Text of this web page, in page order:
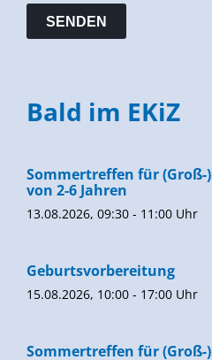
Bald im EKiZ
Sommertreffen für
von 2-6 Jahren
13.08.2026, 09:30 - 11:00 Uhr
Geburtsvorbereitung
15.08.2026, 10:00 - 17:00 Uhr
Sommertreffen für